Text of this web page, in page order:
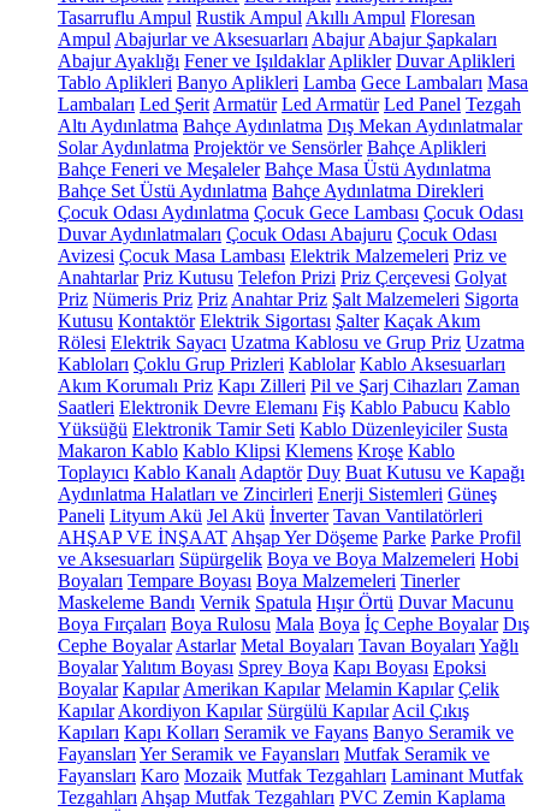
Tasarruflu Ampul Rustik Ampul Akıllı Ampul Floresan
Ampul Abajurlar ve Aksesuarları Abajur Abajur Şapkaları
Abajur Ayaklığı Fener ve Işıldaklar Aplikler Duvar Aplikleri
Tablo Aplikleri Banyo Aplikleri Lamba Gece Lambaları Masa
Lambaları Led Şerit Armatür Led Armatür Led Panel Tezgah
Altı Aydınlatma Bahçe Aydınlatma Dış Mekan Aydınlatmalar
Solar Aydınlatma Projektör ve Sensörler Bahçe Aplikleri
Bahçe Feneri ve Meşaleler Bahçe Masa Üstü Aydınlatma
Bahçe Set Üstü Aydınlatma Bahçe Aydınlatma Direkleri
Çocuk Odası Aydınlatma Çocuk Gece Lambası Çocuk Odası
Duvar Aydınlatmaları Çocuk Odası Abajuru Çocuk Odası
Avizesi Çocuk Masa Lambası Elektrik Malzemeleri Priz ve
Anahtarlar Priz Kutusu Telefon Prizi Priz Çerçevesi Golyat
Priz Nümeris Priz Priz Anahtar Priz Şalt Malzemeleri Sigorta
Kutusu Kontaktör Elektrik Sigortası Şalter Kaçak Akım
Rölesi Elektrik Sayacı Uzatma Kablosu ve Grup Priz Uzatma
Kabloları Çoklu Grup Prizleri Kablolar Kablo Aksesuarları
Akım Korumalı Priz Kapı Zilleri Pil ve Şarj Cihazları Zaman
Saatleri Elektronik Devre Elemanı Fiş Kablo Pabucu Kablo
Yüksüğü Elektronik Tamir Seti Kablo Düzenleyiciler Susta
Makaron Kablo Kablo Klipsi Klemens Kroşe Kablo
Toplayıcı Kablo Kanalı Adaptör Duy Buat Kutusu ve Kapağı
Aydınlatma Halatları ve Zincirleri Enerji Sistemleri Güneş
Paneli Lityum Akü Jel Akü İnverter Tavan Vantilatörleri
AHŞAP VE İNŞAAT Ahşap Yer Döşeme Parke Parke Profil
ve Aksesuarları Süpürgelik Boya ve Boya Malzemeleri Hobi
Boyaları Tempare Boyası Boya Malzemeleri Tinerler
Maskeleme Bandı Vernik Spatula Hışır Örtü Duvar Macunu
Boya Fırçaları Boya Rulosu Mala Boya İç Cephe Boyalar Dış
Cephe Boyalar Astarlar Metal Boyaları Tavan Boyaları Yağlı
BoyalarYalıtım Boyası Sprey Boya Kapı Boyası Epoksi
Boyalar Kapılar Amerikan Kapılar Melamin Kapılar Çelik
Kapılar Akordiyon Kapılar Sürgülü Kapılar Acil Çıkış
Kapıları Kapı Kolları Seramik ve Fayans Banyo Seramik ve
Fayansları Yer Seramik ve Fayansları Mutfak Seramik ve
Fayansları Karo Mozaik Mutfak Tezgahları Laminant Mutfak
Tezgahları Ahşap Mutfak Tezgahları PVC Zemin Kaplama